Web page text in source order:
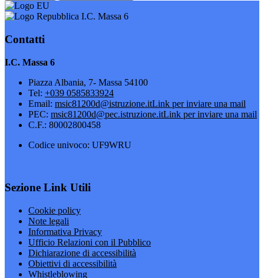
I.C. Massa 6
Contatti
I.C. Massa 6
Piazza Albania, 7- Massa 54100
Tel: +039 0585833924
Email: msic81200d@istruzione.itLink per inviare una mail
PEC: msic81200d@pec.istruzione.itLink per inviare una mail
C.F.: 80002800458
Codice univoco: UF9WRU
Sezione Link Utili
Cookie policy
Note legali
Informativa Privacy
Ufficio Relazioni con il Pubblico
Dichiarazione di accessibilità
Obiettivi di accessibilità
Whistleblowing